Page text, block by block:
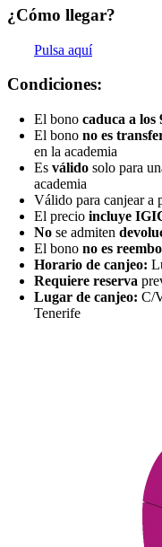
¿Cómo llegar?
Pulsa aquí
Condiciones:
El bono caduca a los
El bono no es
en la academia
Es válido solo para
academia
Válido para canjear a
El precio incluye
No se admiten
El bono no es
Horario de canjeo:
Requiere reserva
Lugar de canjeo: C/
Tenerife